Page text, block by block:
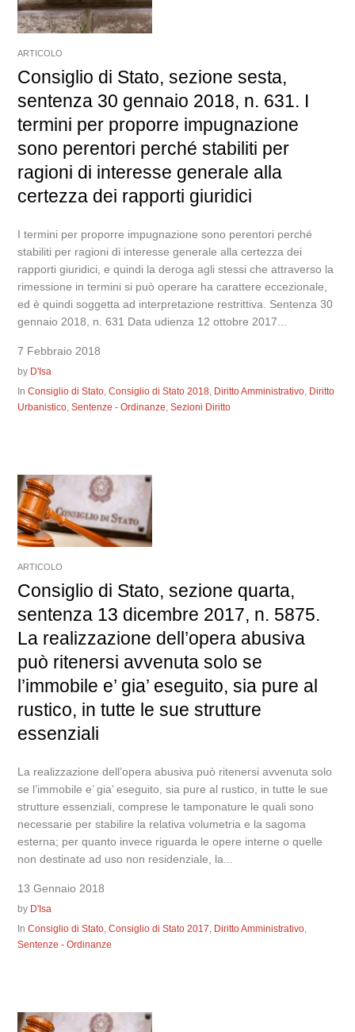
ARTICOLO
Consiglio di Stato, sezione sesta,
sentenza 30 gennaio 2018, n. 631. I
termini per proporre impugnazione
sono perentori perché stabiliti per
ragioni di interesse generale alla
certezza dei rapporti giuridici
I termini per proporre impugnazione sono perentori perché
stabiliti per ragioni di interesse generale alla certezza dei
rapporti giuridici, e quindi la deroga agli stessi che attraverso la
rimessione in termini si può operare ha carattere eccezionale,
ed è quindi soggetta ad interpretazione restrittiva. Sentenza 30
gennaio 2018, n. 631 Data udienza 12 ottobre 2017...
7 Febbraio 2018
by D'Isa
InConsiglio di Stato,Consiglio di Stato 2018, Diritto Amministrativo, Diritto
Urbanistico,Sentenze - Ordinanze,Sezioni Diritto
ARTICOLO
Consiglio di Stato, sezione quarta,
sentenza 13 dicembre 2017, n. 5875.
La realizzazione dell’opera abusiva
può ritenersi avvenuta solo se
l’immobile e’ gia’ eseguito, sia pure al
rustico, in tutte le sue strutture
essenziali
La realizzazione dell’opera abusiva può ritenersi avvenuta solo
se l’immobile e’ gia’ eseguito, sia pure al rustico, in tutte le sue
strutture essenziali, comprese le tamponature le quali sono
necessarie per stabilire la relativa volumetria e la sagoma
esterna; per quanto invece riguarda le opere interne o quelle
non destinate ad uso non residenziale, la...
13 Gennaio 2018
by D'Isa
InConsiglio di Stato ,Consiglio di Stato 2017 Diritto Amministrativo
Sentenze - Ordinanze